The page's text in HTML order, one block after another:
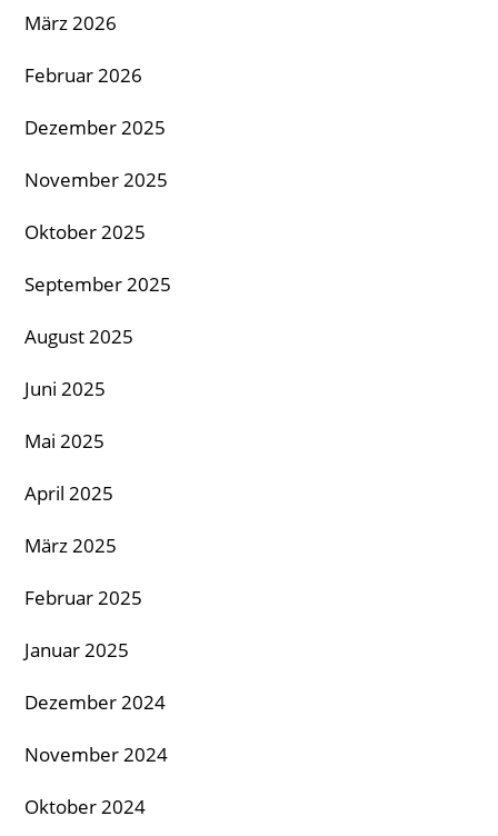
März 2026
Februar 2026
Dezember 2025
November 2025
Oktober 2025
September 2025
August 2025
Juni 2025
Mai 2025
April 2025
März 2025
Februar 2025
Januar 2025
Dezember 2024
November 2024
Oktober 2024